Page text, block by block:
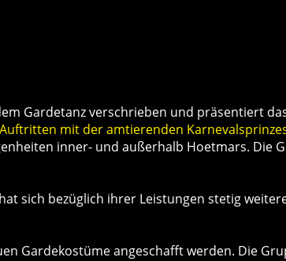
Gardetanz verschrieben und präsentiert
mit der amtierenden
inner- und außerhalb Hoetmars. Die
sich bezüglich ihrer Leistungen stetig
Gardekostüme angeschafft werden. Die